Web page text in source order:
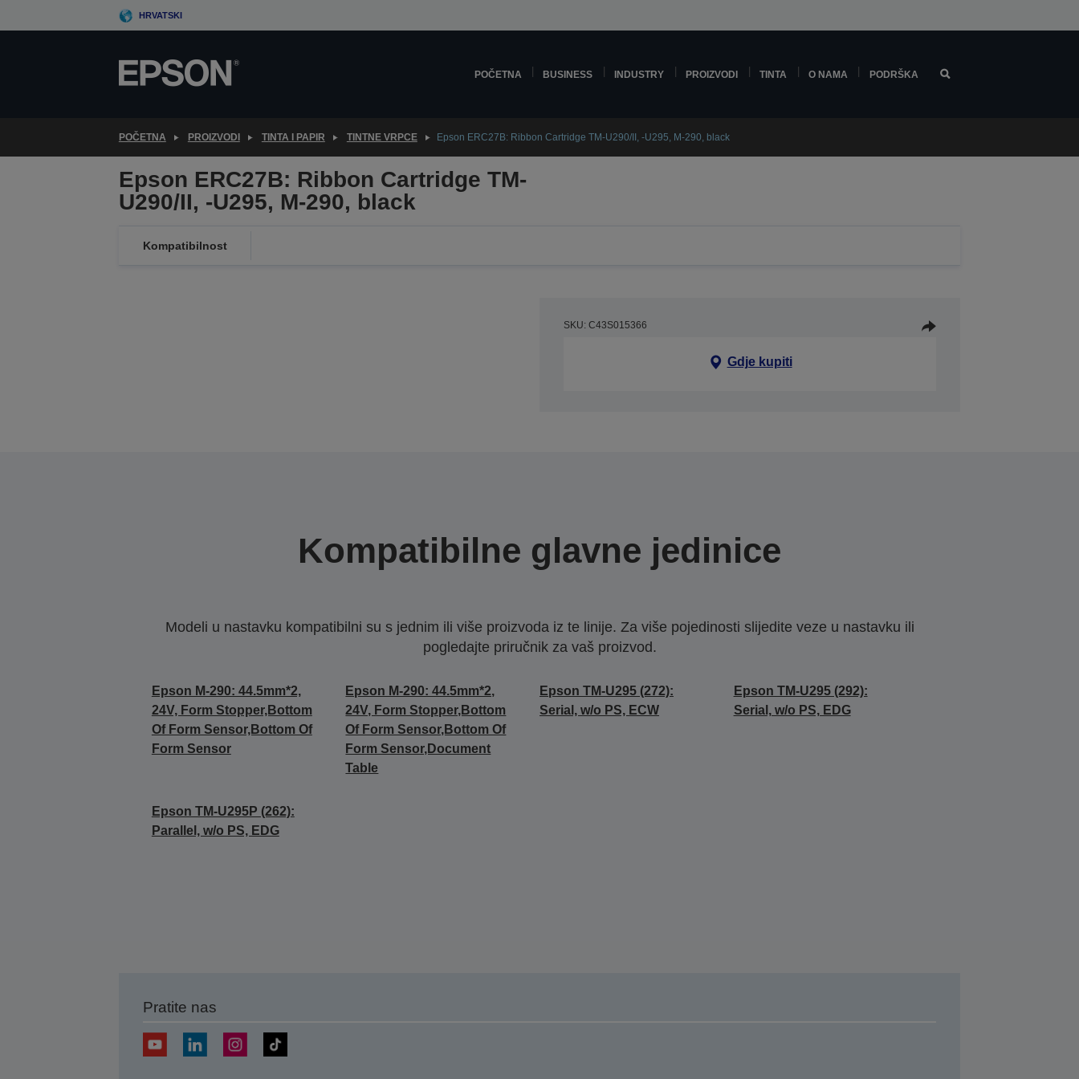
to
HRVATSKI
POČETNA BUSINESS INDUSTRY PROIZVODI TINTA O NAMA PODRŠKA
POČETNA PROIZVODI TINTA I PAPIR TINTNE VRPCE Epson ERC27B: Ribbon Cartridge TM-U290/II, -U295, M-290, black
Epson ERC27B: Ribbon Cartridge TM-
U290/II, -U295, M-290, black
Kompatibilnost
SKU: C43S015366
Gdje kupiti
Kompatibilne glavne jedinice
Modeli u nastavku kompatibilni su s jednim ili više proizvoda iz te linije. Za više pojedinosti slijedite veze u nastavku ili
pogledajte priručnik za vaš proizvod.
Epson M-290: 44.5mm*2,
24V, Form Stopper,Bottom
Of Form Sensor,Bottom Of
Form Sensor
Epson M-290: 44.5mm*2,
24V, Form Stopper,Bottom
Of Form Sensor,Bottom Of
Form Sensor,Document
Table
Epson TM-U295 (272):
Serial, w/o PS, ECW
Epson TM-U295 (292):
Serial, w/o PS, EDG
Epson TM-U295P (262):
Parallel, w/o PS, EDG
Pratite nas